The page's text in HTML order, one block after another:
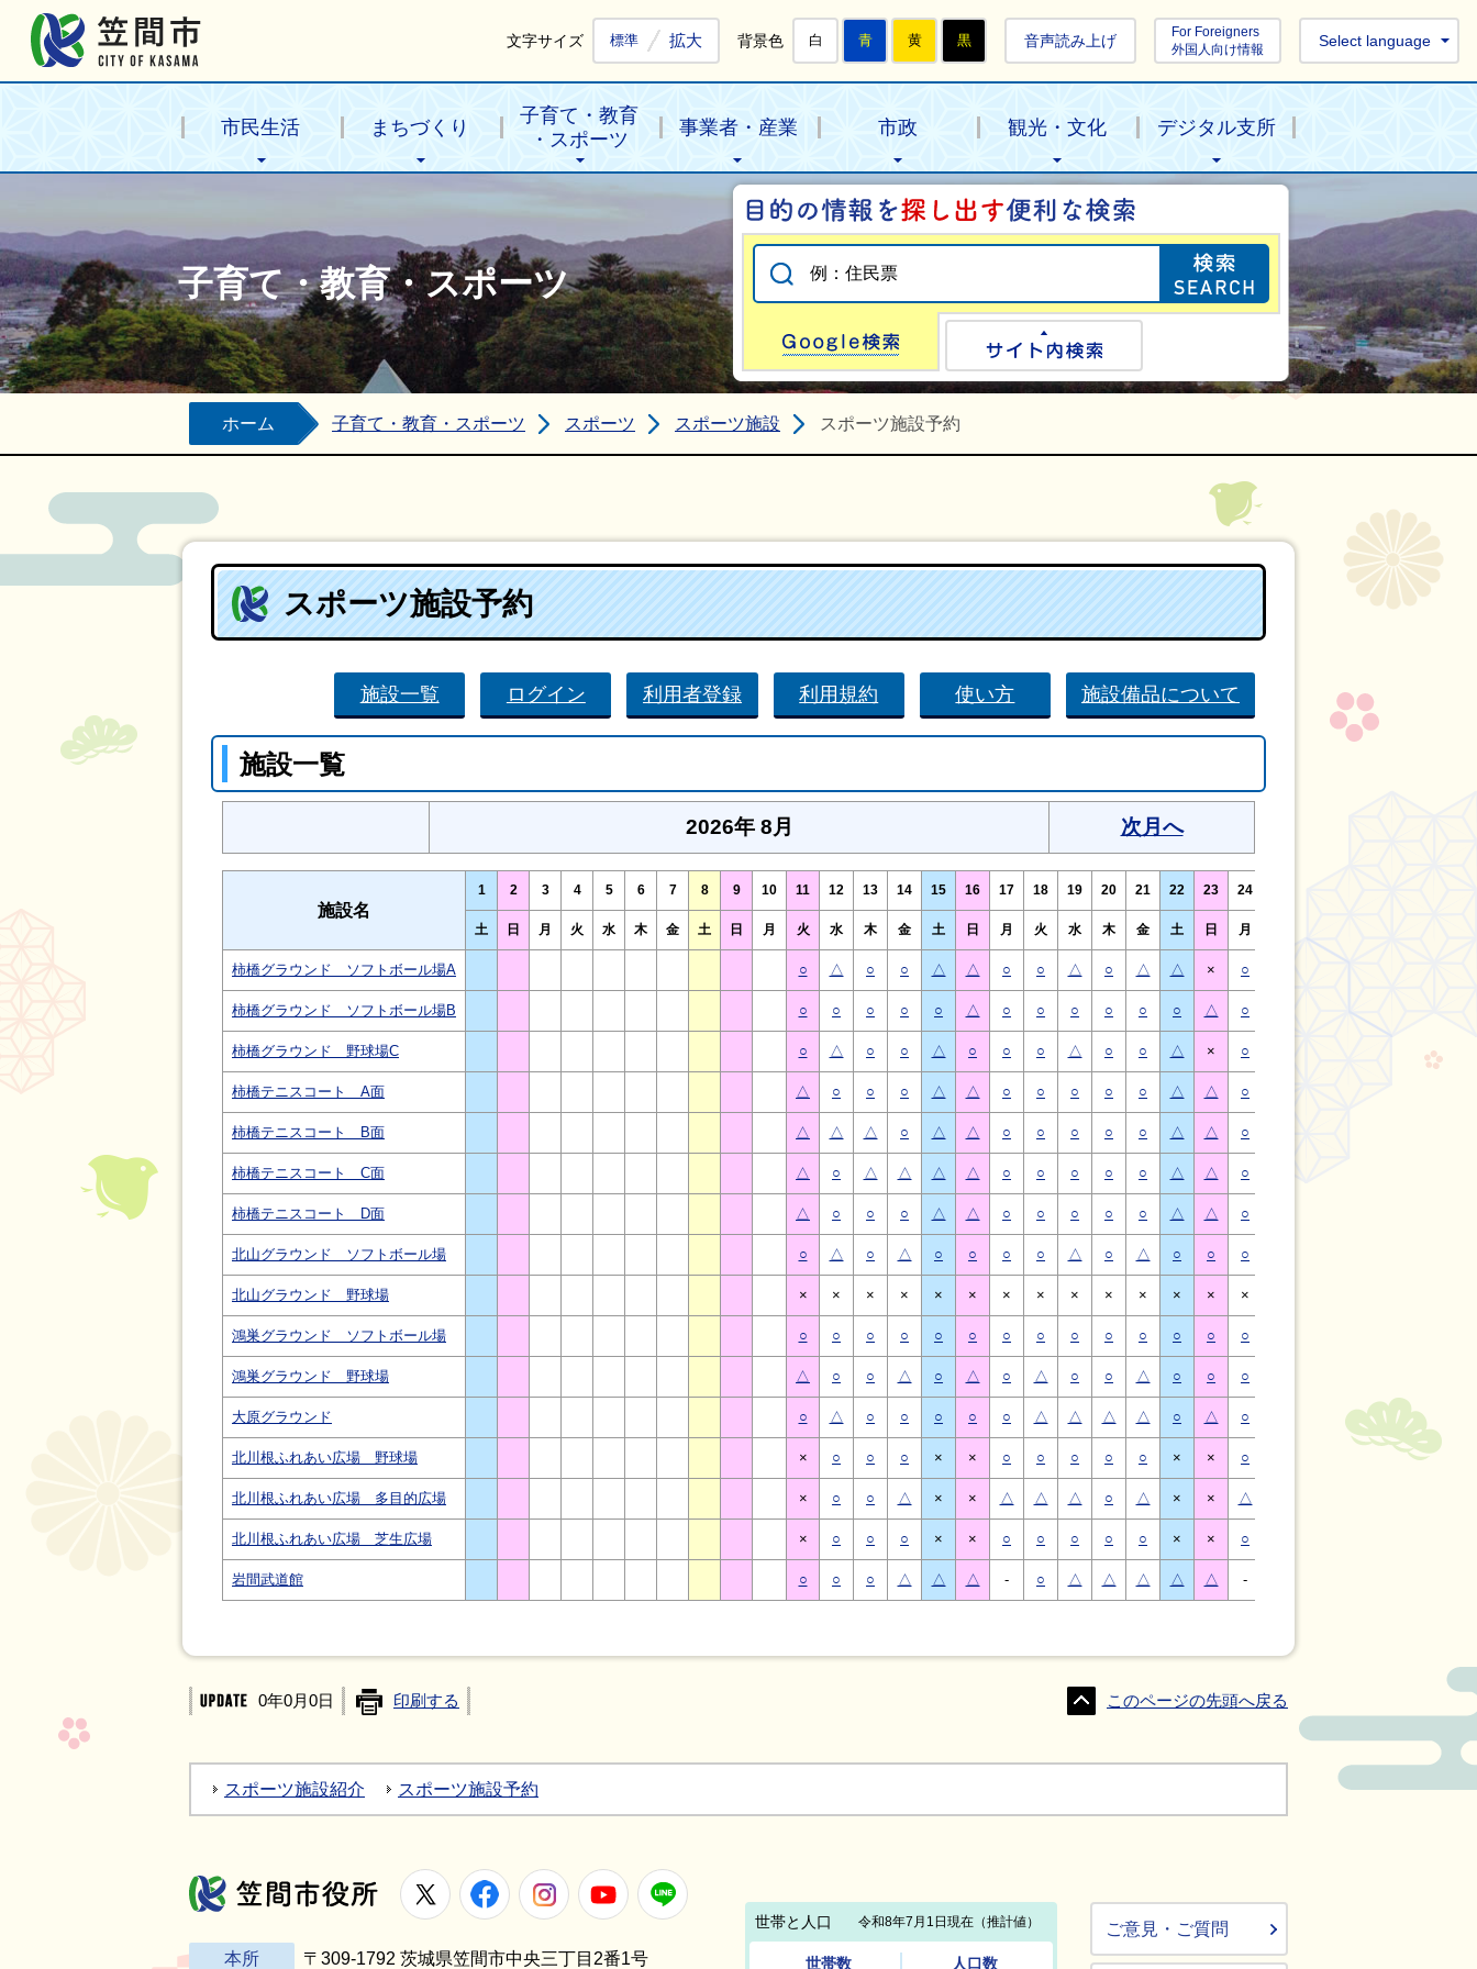
文字サイズ 標準 拡大 背景色 白 青 黄 黒 音声読み上げ
For Foreigners
外国人向け情報
Select language
市民生活 まちづくり
子育て・教育
・スポーツ
事業者・産業 市政 観光・文化 デジタル支所
子育て・教育・スポーツ
目的の情報を探
Google検索
ホーム 子育て・教育・スポーツ スポーツ スポーツ施設 スポーツ施設予約
スポーツ施設予約
施設一覧 ログイン 利用者登録 利用規約 使い方 施設備品について
施設一覧
2026年 8月 次月へ
施設名
1 2 3 4 5 6 7 8 9 10 11 12 13 14 15 16 17 18 19 20 21 22 23 24
土 日 月 火 水 木 金 土 日 月 火 水 木 金 土 日 月 火 水 木 金 土 日 月
柿橋グラウンド ソフトボール場A ○ △ ○ ○ △ △ ○ ○ △ ○ △ △ × ○
柿橋グラウンド ソフトボール場B ○ ○ ○ ○ ○ △ ○ ○ ○ ○ ○ ○ △ ○ ○
柿橋グラウンド 野球場C ○ △ ○ ○ △ ○ ○ ○ △ ○ ○ △ × ○
柿橋テニスコート A面 △ ○ ○ ○ △ △ ○ ○ ○ ○ ○ △ △ ○
柿橋テニスコート B面 △ △ △ ○ △ △ ○ ○ ○ ○ ○ △ △ ○
柿橋テニスコート C面 △ ○ △ △ △ △ ○ ○ ○ ○ ○ △ △ ○
柿橋テニスコート D面 △ ○ ○ ○ △ △ ○ ○ ○ ○ ○ △ △ ○
北山グラウンド ソフトボール場 ○ △ ○ △ ○ ○ ○ ○ △ ○ △ ○ ○ ○
北山グラウンド 野球場 × × × × × × × × × × × × × ×
鴻巣グラウンド ソフトボール場 ○ ○ ○ ○ ○ ○ ○ ○ ○ ○ ○ ○ ○ ○
鴻巣グラウンド 野球場 △ ○ ○ △ ○ △ ○ △ ○ ○ △ ○ ○ ○
大原グラウンド ○ △ ○ ○ ○ ○ ○ △ △ △ △ ○ △ ○ △ △ ○
北川根ふれあい広場 野球場 × ○ ○ ○ × × ○ ○ ○ ○ ○ × × ○ ×
北川根ふれあい広場 多目的広場 × ○ ○ △ × × △ △ △ ○ △ × × △
北川根ふれあい広場 芝生広場 × ○ ○ ○ × × ○ ○ ○ ○ ○ × × ○
岩間武道館 ○ ○ ○ △ △ △ - ○ △ △ △ △ △ -
0年0月0日 印刷する このページの先頭へ戻る
スポーツ施設紹介 スポーツ施設予約
笠間市役所
X FacebookInstagramYoutube
本所 〒309-1792 茨城県笠間市中央三丁目2番1号
ご意見・ご質問